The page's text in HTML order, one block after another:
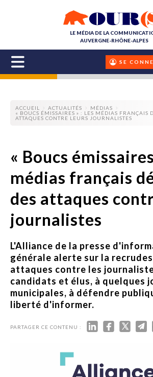
LE MÉDIA DE LA
AUVERGNE-RHÔNE-ALPES
SE
ACCUEIL ACTUALITÉS
MÉDIAS
« BOUCS ÉMISSAIRES » : LES MÉDIAS FRANÇAIS
ATTAQUES CONTRE LEURS JOURNALISTES
« Boucs
médias français
des attaques
journalistes
L'Alliance de la presse
générale alerte sur la
attaques contre les
candidats et élus, à quelques
municipales, à défendre
liberté d'informer.
PARTAGER CE CONTENU :